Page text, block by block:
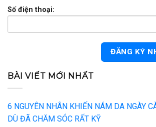
Số điện thoại:
BÀI VIẾT MỚI NHẤT
6 NGUYÊN NHÂN KHIẾN NÁM DA NGÀY
DÙ ĐÃ CHĂM SÓC RẤT KỸ